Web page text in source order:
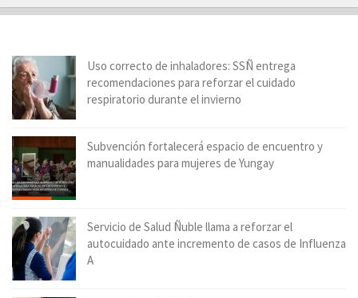
Uso correcto de inhaladores: SSÑ entrega
recomendaciones para reforzar el cuidado
respiratorio durante el invierno
Subvención fortalecerá espacio de encuentro y
manualidades para mujeres de Yungay
Servicio de Salud Ñuble llama a reforzar el
autocuidado ante incremento de casos de Influenza
A